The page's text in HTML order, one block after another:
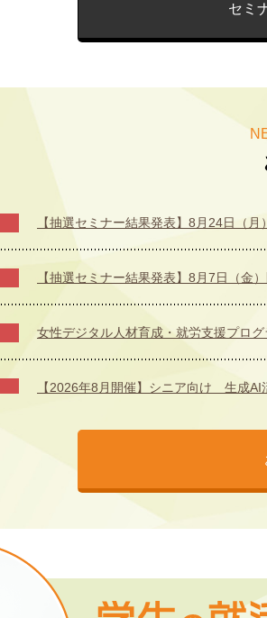
セミ
【抽選セミナー結果発表】8月24日（
【抽選セミナー結果発表】8月7日（
女性デジタル人材育成・就労支援プロ
【2026年8月開催】シニア向け 生成AI